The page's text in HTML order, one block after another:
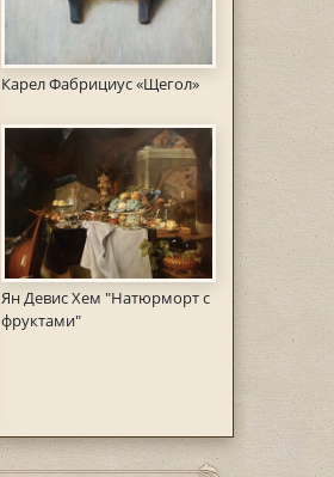
Карел Фабрициус «Щегол»
Ян Девис Хем "Натюрморт с
фруктами"